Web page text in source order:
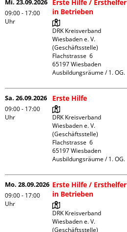
Mi. 23.09.2026
09:00 - 17:00
Uhr
Erste Hilfe / Ersthelfer
in Betrieben
DRK Kreisverband
Wiesbaden e. V.
(Geschäftsstelle)
Flachstrasse  6
65197 Wiesbaden
Ausbildungsräume / 1. OG.
Sa. 26.09.2026
09:00 - 17:00
Uhr
Erste Hilfe
DRK Kreisverband
Wiesbaden e. V.
(Geschäftsstelle)
Flachstrasse  6
65197 Wiesbaden
Ausbildungsräume / 1. OG.
Mo. 28.09.2026
09:00 - 17:00
Uhr
Erste Hilfe / Ersthelfer
in Betrieben
DRK Kreisverband
Wiesbaden e. V.
(Geschäftsstelle)